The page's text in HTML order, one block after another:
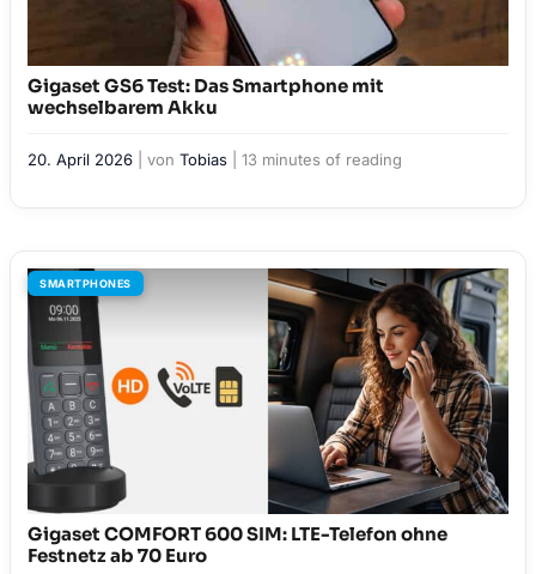
Gigaset GS6 Test: Das Smartphone mit
wechselbarem Akku
20. April 2026 | von Tobias 13 minutes of reading
Gigaset COMFORT 600 SIM: LTE-Telefon ohne
Festnetz ab 70 Euro
SMARTPHONES